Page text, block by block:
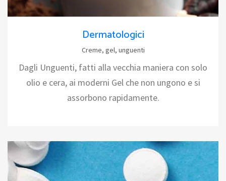
Dermatologici
Creme, gel, unguenti
Dagli Unguenti, fatti alla vecchia maniera con solo
olio e cera, ai moderni Gel che non ungono e si
assorbono rapidamente.